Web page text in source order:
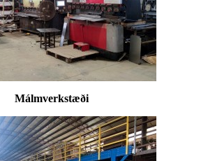
Málmverkstæði